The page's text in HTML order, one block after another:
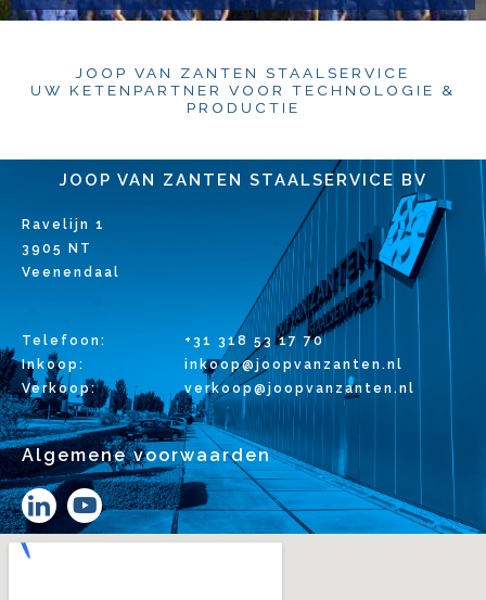
JOOP VAN ZANTEN STAALSERVICE
UW KETENPARTNER VOOR TECHNOLOGIE &
PRODUCTIE
JOOP VAN ZANTEN STAALSERVICE BV
Ravelijn 1
3905 NT
Veenendaal
Telefoon:
Inkoop:
Verkoop:
+31 318 53 17 70
inkoop@joopvanzanten.nl
verkoop@joopvanzanten.nl
Algemene voorwaarden
Y
o
u